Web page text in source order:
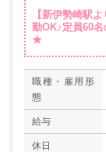
【新伊勢崎駅
勤OK♪定員60
★
職種・雇用形
態
給与
休日